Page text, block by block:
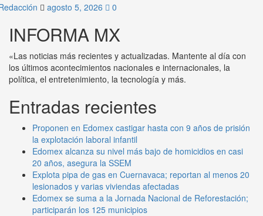
agosto 5, 2026 0
INFORMA MX
«Las noticias más recientes y actualizadas. Mantente al día con
los últimos acontecimientos nacionales e internacionales, la
política, el entretenimiento, la tecnología y más.
Entradas recientes
Proponen en Edomex castigar hasta con 9 años de prisión
la explotación laboral infantil
Edomex alcanza su nivel más bajo de homicidios en casi
20 años, asegura la SSEM
Explota pipa de gas en Cuernavaca; reportan al menos 20
lesionados y varias viviendas afectadas
Edomex se suma a la Jornada Nacional de Reforestación;
participarán los 125 municipios